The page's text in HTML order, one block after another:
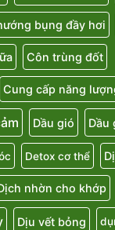
bụng đầy hơi
Côn trùng đốt
Cung cấp năng
Dầu gió Dầu
Detox cơ thể
nhờn cho khớp
Dịu vết bỏng